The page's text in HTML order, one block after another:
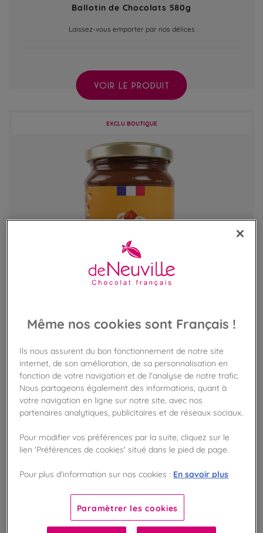
Ballotin de Chocolats 580g
Laissez-vous emporter par nos délices
VOIR LE PRODUIT
EXCLU BOUTIQUE
Pâte à tartiner praliné aux noisettes bio
Praliné 50% noisettes
Même nos cookies sont Français !
Ils nous assurent du bon fonctionnement de notre site
internet, de son amélioration, de sa personnalisation en
fonction de votre navigation et de l'analyse de notre trafic.
Nous partageons également des informations, quant à
votre navigation en ligne sur notre site, avec nos
partenaires analytiques, publicitaires et de réseaux sociaux.
Pour modifier vos préférences par la suite, cliquez sur le
lien 'Préférences de cookies' situé dans le pied de page.
Pour plus d’information sur nos cookies : En savoir plus
Paramètrer les cookies